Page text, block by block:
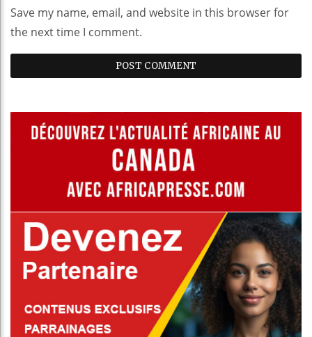
Save my name, email, and website in this browser for
the next time I comment.